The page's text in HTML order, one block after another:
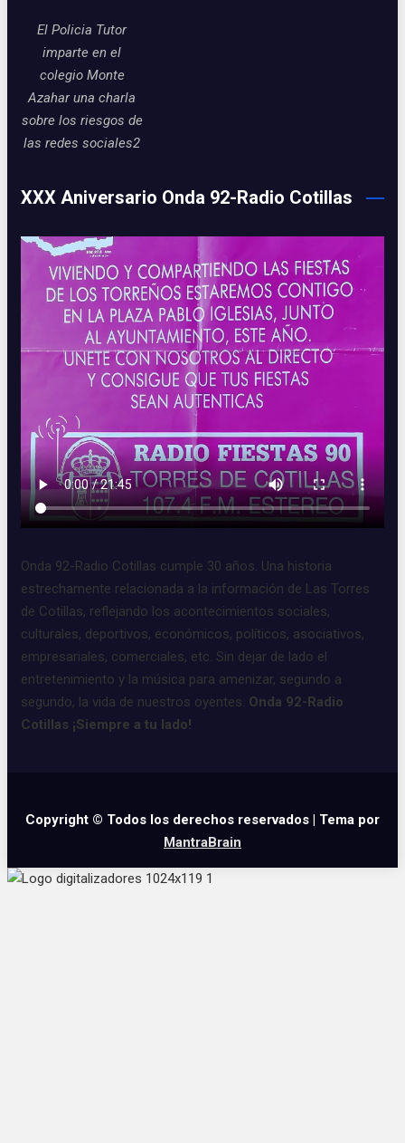
El Policia Tutor
imparte en el
colegio Monte
Azahar una charla
sobre los riesgos de
las redes sociales2
XXX Aniversario Onda 92-Radio Cotillas
Onda 92-Radio Cotillas cumple 30 años. Una historia
estrechamente relacionada a la información de Las Torres
de Cotillas, reflejando los acontecimientos sociales,
culturales, deportivos, económicos, políticos, asociativos,
empresariales, comerciales, etc. Sin dejar de lado el
entretenimiento y la música para amenizar, segundo a
segundo, la vida de nuestros oyentes. Onda 92-Radio
Cotillas ¡Siempre a tu lado!
Copyright © Todos los derechos reservados | Tema por
MantraBrain